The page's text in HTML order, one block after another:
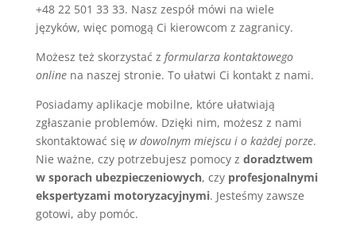
+48 22 501 33 33. Nasz zespół mówi na wiele
języków, więc pomogą Ci kierowcom z zagranicy.
Możesz też skorzystać z formularza kontaktowego
onlinena naszej stronie. To ułatwi Ci kontakt z nami.
Posiadamy aplikacje mobilne, które ułatwiają
zgłaszanie problemów. Dzięki nim, możesz z nami
skontaktować się w dowolnym miejscu i o każdej porze.
Nie ważne, czy potrzebujesz pomocy z doradztwem
w sporach ubezpieczeniowych, czy profesjonalnymi
ekspertyzami motoryzacyjnymi. Jesteśmy zawsze
gotowi, aby pomóc.